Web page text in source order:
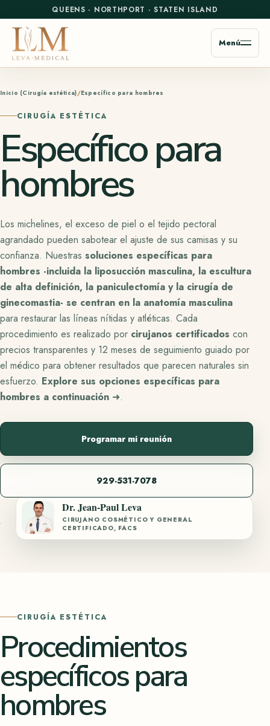
QUEENS · NORTHPORT · STATEN ISLAND
Menú
Inicio (Cirugía estética) Específico para hombres
CIRUGÍA ESTÉTICA
Específico para
hombres
Los michelines, el exceso de piel o el tejido pectoral
agrandado pueden sabotear el ajuste de sus camisas y su
confianza. Nuestras soluciones específicas para
hombres -incluida la liposucción masculina, la escultura
de alta definición, la paniculectomía y la cirugía de
ginecomastia- se centran en la anatomía masculina
para restaurar las líneas nítidas y atléticas. Cada
procedimiento es realizado por cirujanos certificados con
precios transparentes y 12 meses de seguimiento guiado por
el médico para obtener resultados que parecen naturales sin
esfuerzo. Explore sus opciones específicas para
hombres a continuación ➜.
Programar mi reunión
929-531-7078
Dr. Jean-Paul Leva
CIRUJANO COSMÉTICO Y GENERAL
CERTIFICADO, FACS
CIRUGÍA ESTÉTICA
Procedimientos
específicos para
hombres